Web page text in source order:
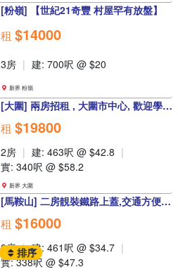
[粉嶺] 【世紀21奇豐 村屋罕有放盤】
租 $14000
3房 建: 700呎 @ $20
新界 粉嶺
[大圍] 兩房招租 , 大圍市中心, 歡迎學生, 有匙即睇!
租 $19800
2房
建: 463呎 @ $42.8
實: 340呎 @ $58.2
新界 大圍
[馬鞍山] 二房靚裝鐵路上蓋,交通方便, (已租售)
租 $16000
2房
建: 461呎 @ $34.7
實: 338呎 @ $47.3
排序